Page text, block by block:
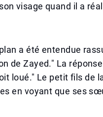
visage quand il a
a été entendue
de Zayed." La
loué." Le petit fils de
en voyant que ses